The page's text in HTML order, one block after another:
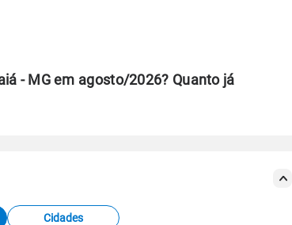
- MG em agosto/2026? Quanto já
Cidades